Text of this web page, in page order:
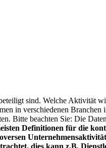
sind. Welche Aktivität
in verschiedenen
Bitte beachten Sie: Die
Definitionen für die
dies kann z.B.